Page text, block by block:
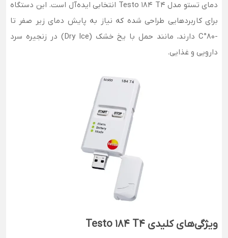
دمای تستو مدل Testo 184 T4 انتخابی ایده‌آل است. این دستگاه
برای کاربردهایی طراحی شده که نیاز به پایش دمای زیر صفر تا
-80°C دارند، مانند حمل با یخ خشک (Dry Ice) در زنجیره سرد
دارویی و غذایی.
ویژگی‌های کلیدی Testo 184 T4